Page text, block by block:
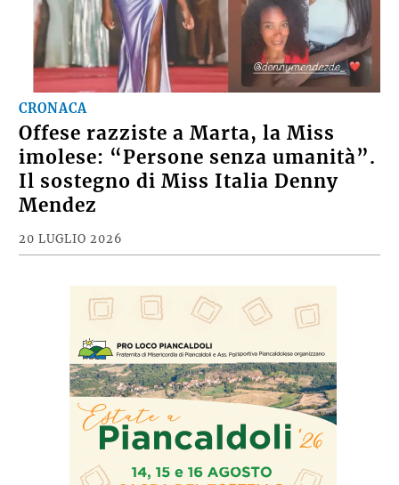
CRONACA
Offese razziste a Marta, la Miss
imolese: “Persone senza umanità”.
Il sostegno di Miss Italia Denny
Mendez
20 LUGLIO 2026